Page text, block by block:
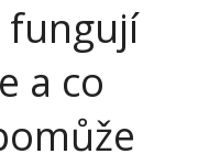
fungují
a co